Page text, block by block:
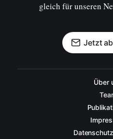
gleich für unseren
Jetzt
Über